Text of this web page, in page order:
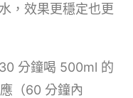
，效果更穩定也更
分鐘喝 500ml 的
（60 分鐘內